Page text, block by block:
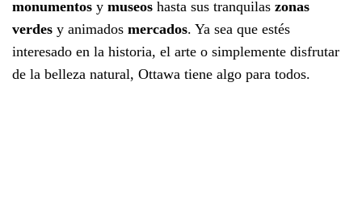
monumentos y museos hasta sus tranquilas zonas
verdes y animados mercados. Ya sea que estés
interesado en la historia, el arte o simplemente disfrutar
de la belleza natural, Ottawa tiene algo para todos.